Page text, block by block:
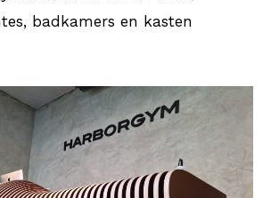
badkamers en kasten